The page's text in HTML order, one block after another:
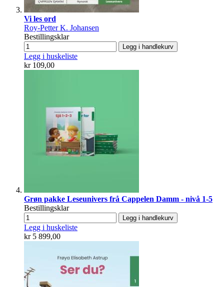
Vi les ord
Roy-Petter K. Johansen
Bestillingsklar
Legg i handlekurv
Legg i huskeliste
kr 109,00
Grøn pakke Leseunivers frå Cappelen Damm - nivå 1-5
Bestillingsklar
Legg i handlekurv
Legg i huskeliste
kr 5 899,00